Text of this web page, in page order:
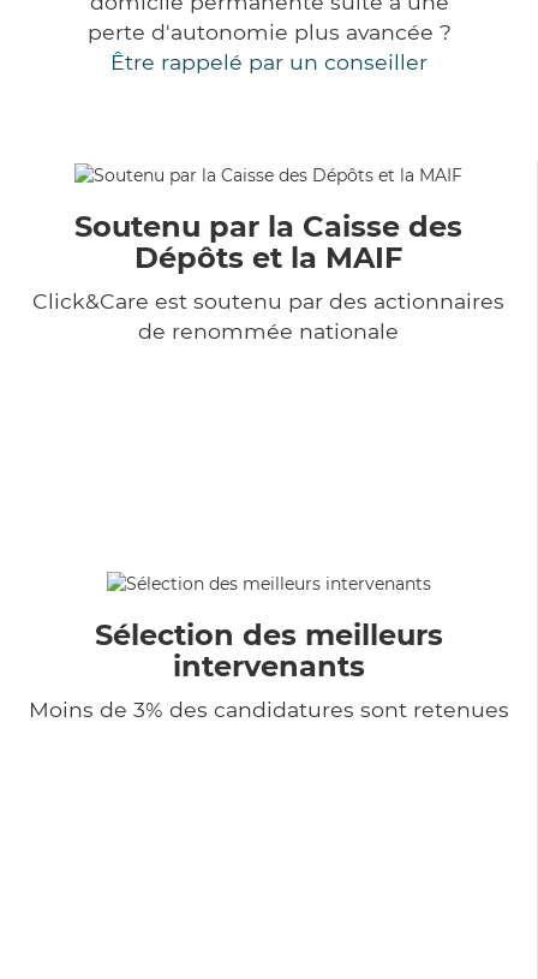
perte d'autonomie plus avancée ?
Être rappelé par un conseiller
Soutenu par la Caisse des
Dépôts et la MAIF
Click&Care est soutenu par des actionnaires
de renommée nationale
Sélection des meilleurs
intervenants
Moins de 3% des candidatures sont retenues